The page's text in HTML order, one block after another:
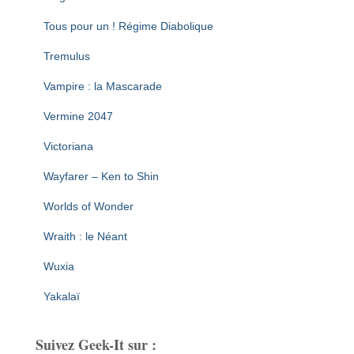
Tous pour un ! Régime Diabolique
Tremulus
Vampire : la Mascarade
Vermine 2047
Victoriana
Wayfarer – Ken to Shin
Worlds of Wonder
Wraith : le Néant
Wuxia
Yakalaï
Suivez Geek-It sur :